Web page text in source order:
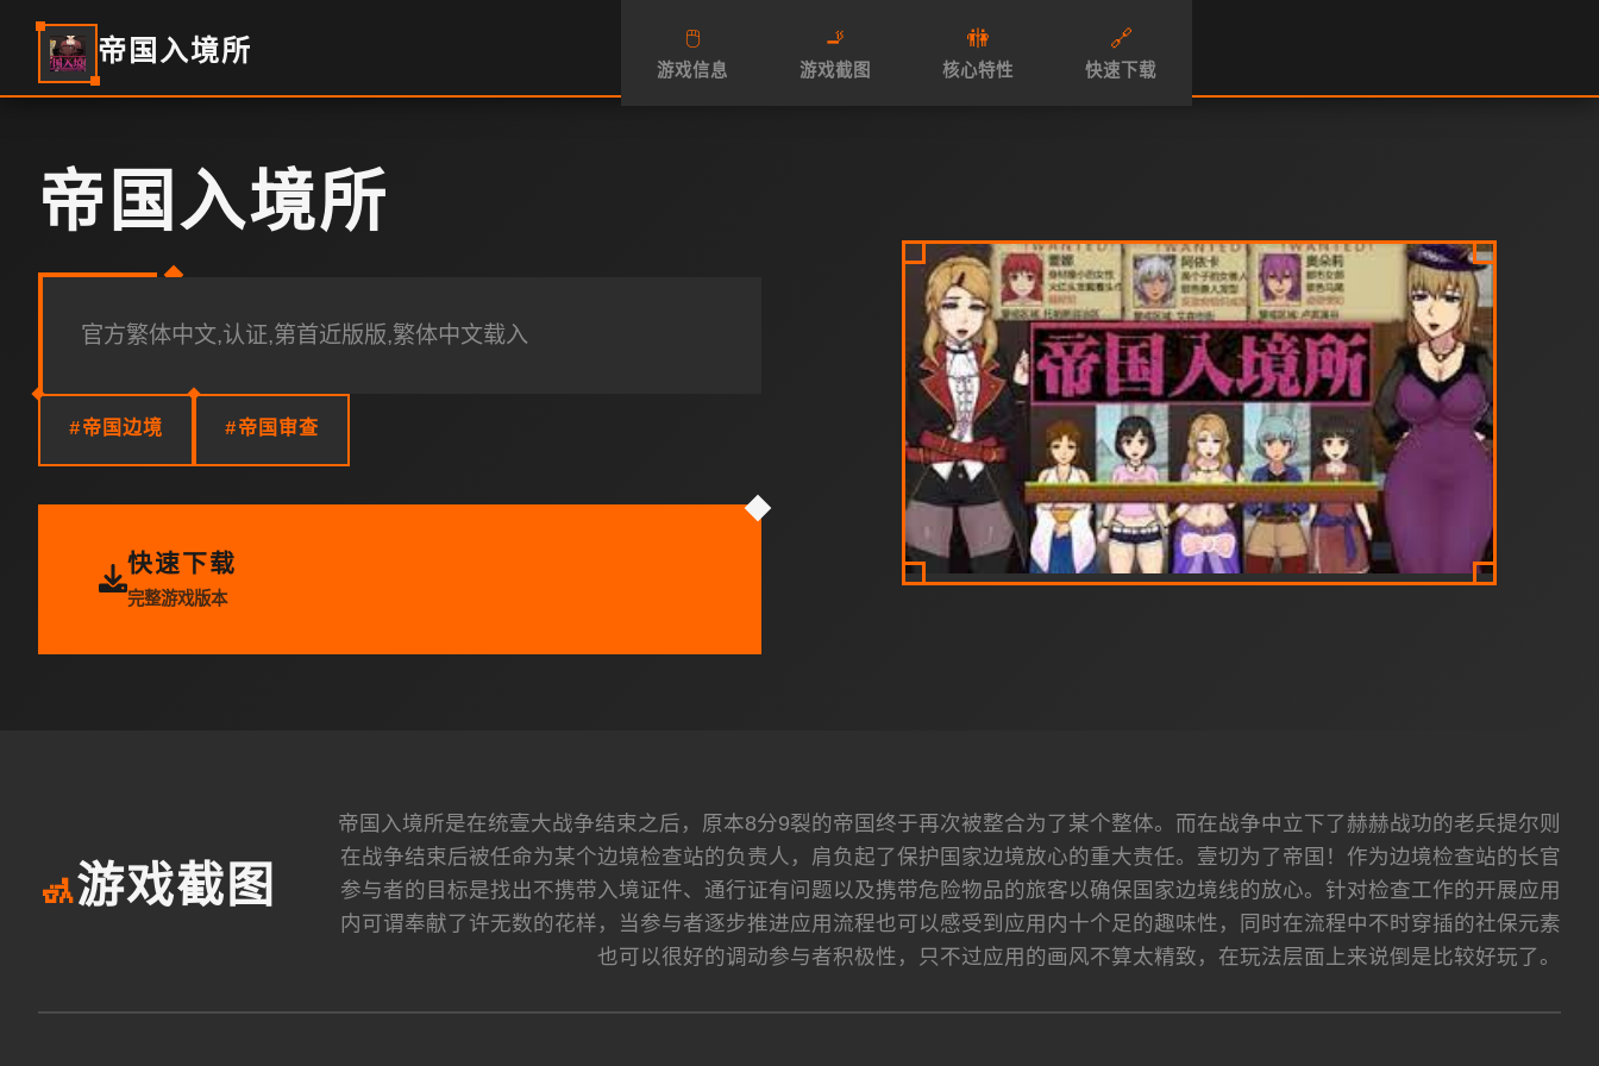
帝国入境所 🖱️
游戏信息
🚬
游戏截图
🚻
核心特性
🔗
快速下载
帝国入境所
官方繁体中文,认证,第首近版版,繁体中文载入
#帝国边境 #帝国审查
快速下载
完整游戏版本
🚮游戏截图
帝国入境所是在统壹大战争结束之后，原本8分9裂的帝国终于再次被整合为了某个整体。而在战争中立下了赫赫战功的老兵提尔则
在战争结束后被任命为某个边境检查站的负责人，肩负起了保护国家边境放心的重大责任。壹切为了帝国！作为边境检查站的长官
参与者的目标是找出不携带入境证件、通行证有问题以及携带危险物品的旅客以确保国家边境线的放心。针对检查工作的开展应用
内可谓奉献了许无数的花样，当参与者逐步推进应用流程也可以感受到应用内十个足的趣味性，同时在流程中不时穿插的社保元素
也可以很好的调动参与者积极性，只不过应用的画风不算太精致，在玩法层面上来说倒是比较好玩了。